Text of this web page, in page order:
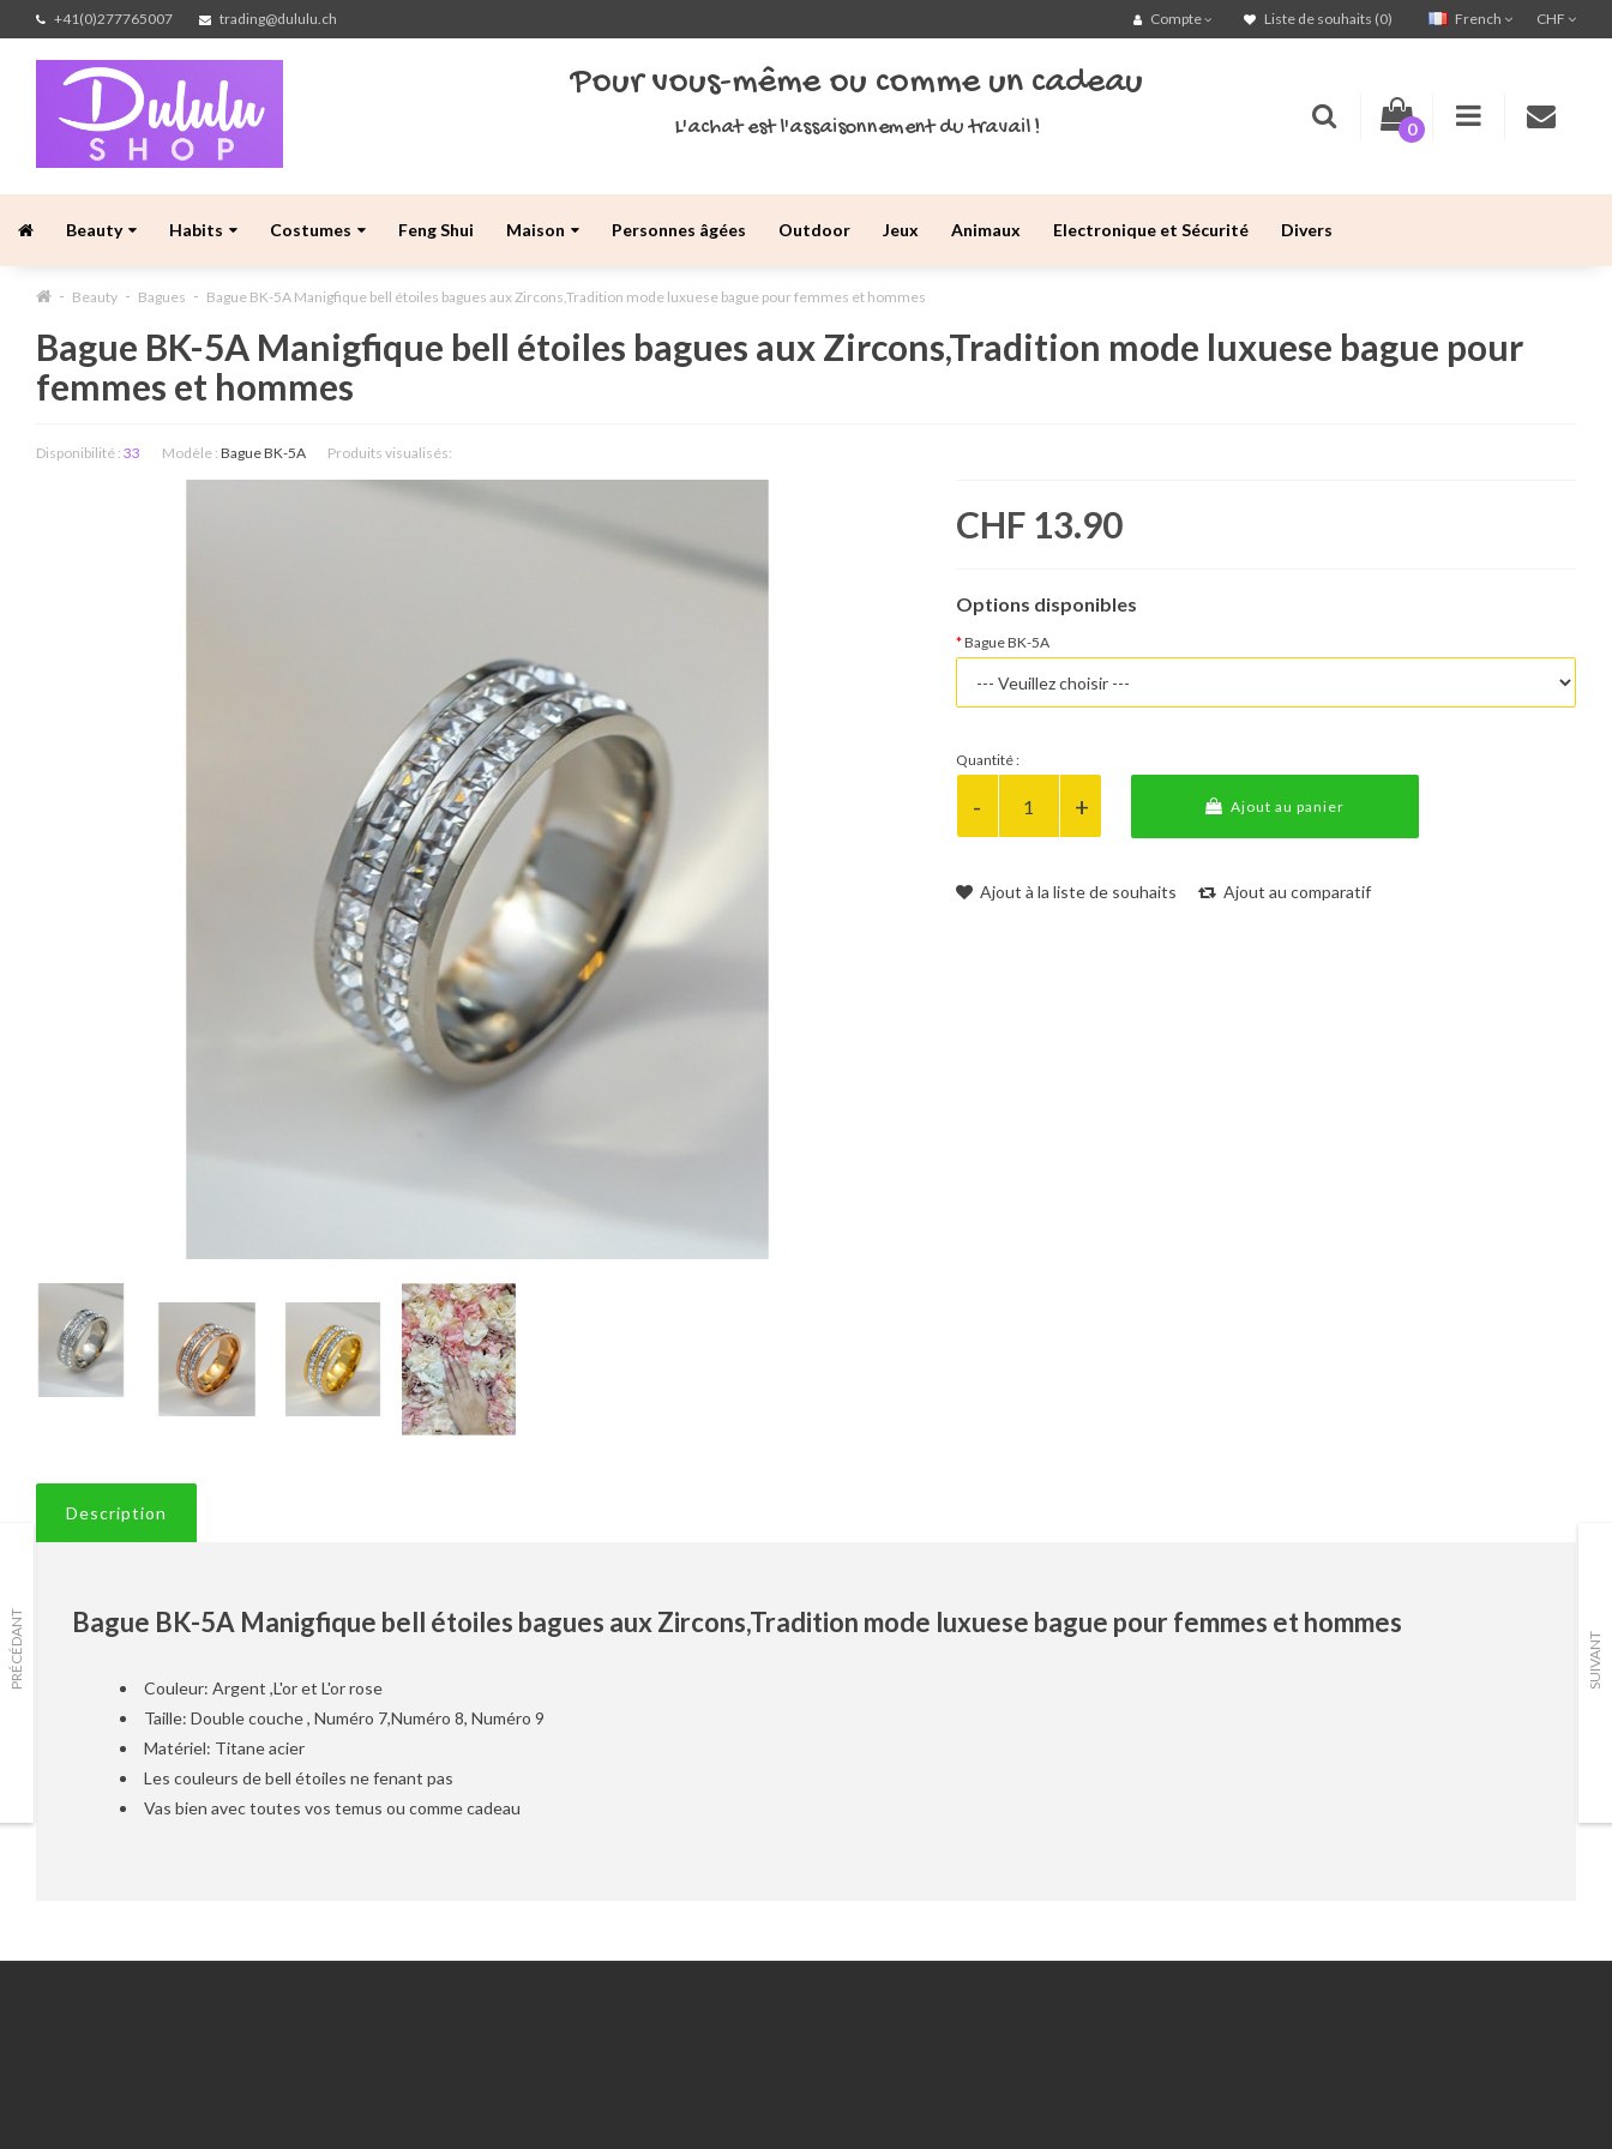
+41(0)277765007 trading@dululu.ch CHF
French
Compte Liste de souhaits (0)
Pour vous-même ou comme un cadeau
L'achat est l'assaisonnement du travail ! 0
Beauty Habits Costumes Feng Shui Maison Personnes âgées Outdoor Jeux Animaux Electronique et Sécurité Divers
Beauty Bagues Bague BK-5A Manigfique bell étoiles bagues aux Zircons,Tradition mode luxuese bague pour femmes et hommes
PRÉCÉDANT SUIVANT
Bague BK-5A Manigfique bell étoiles bagues aux Zircons,Tradition mode luxuese bague pour
femmes et hommes
Disponibilité : 33 Modèle : Bague BK-5A Produits visualisés:
CHF 13.90
Options disponibles
Bague BK-5A
Quantité :
Ajout au panier
Ajout à la liste de souhaits Ajout au comparatif
Description
Bague BK-5A Manigfique bell étoiles bagues aux Zircons,Tradition mode luxuese bague pour femmes et hommes
Couleur: Argent ,L'or et L'or rose
Taille: Double couche , Numéro 7,Numéro 8, Numéro 9
Matériel: Titane acier
Les couleurs de bell étoiles ne fenant pas
Vas bien avec toutes vos temus ou comme cadeau